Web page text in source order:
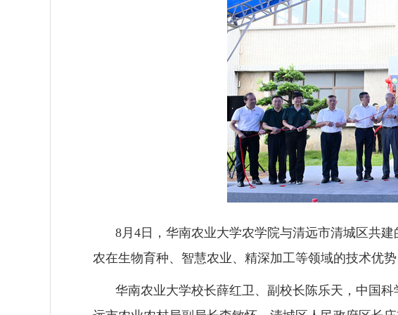
8月4日，华南农业大学农学院与清远市清城区共
农在生物育种、智慧农业、精深加工等领域的技术优
华南农业大学校长薛红卫、副校长陈乐天，中国